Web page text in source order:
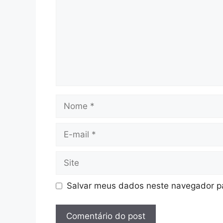
mail
Salvar meus dados neste navegador